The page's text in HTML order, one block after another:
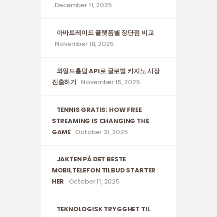
December 11, 2025
아바트레이드 플랫폼별 장단점 비교
November 18, 2025
와일드홀덤 API로 글로벌 카지노 시장
진출하기 November 15, 2025
TENNIS GRATIS: HOW FREE
STREAMING IS CHANGING THE
GAME October 31, 2025
JAKTEN PÅ DET BESTE
MOBILTELEFON TILBUD STARTER
HER
October 11, 2025
TEKNOLOGISK TRYGGHET TIL